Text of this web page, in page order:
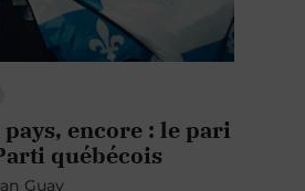
pays, encore : le pari
québécois
Guay